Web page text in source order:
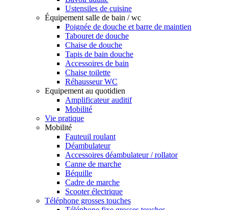
Ustensiles de cuisine
Équipement salle de bain / wc
Poignée de douche et barre de maintien
Tabouret de douche
Chaise de douche
Tapis de bain douche
Accessoires de bain
Chaise toilette
Réhausseur WC
Equipement au quotidien
Amplificateur auditif
Mobilité
Vie pratique
Mobilité
Fauteuil roulant
Déambulateur
Accessoires déambulateur / rollator
Canne de marche
Béquille
Cadre de marche
Scooter électrique
Téléphone grosses touches